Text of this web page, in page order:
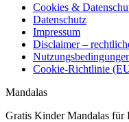
Cookies &
Datenschutz
Impressum
Disclaimer –
Cookie-Richtlinie
Mandalas
Gratis Kinder Mandalas für